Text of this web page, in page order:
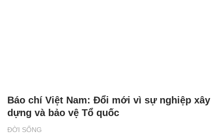
ĐỜI SỐNG
Báo chí Việt Nam: Đổi mới vì sự nghiệp xây
dựng và bảo vệ Tổ quốc